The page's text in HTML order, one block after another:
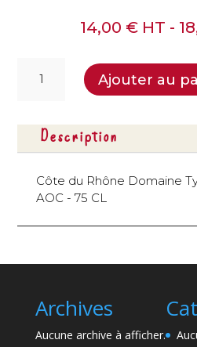
14,00 € HT -
Rhône
Domaine
Tyrand
-
CL
Ajouter au
Description
Côte du Rhône Domaine
AOC - 75 CL
Archives
Aucune archive à afficher.